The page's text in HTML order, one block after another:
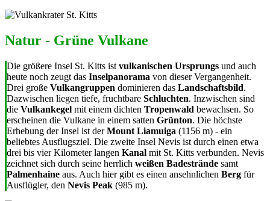
Natur - Grüne Vulkane
Die größere Insel St. Kitts ist vulkanischen Ursprungs und auch
heute noch zeugt das Inselpanorama von dieser Vergangenheit.
Drei große Vulkangruppen dominieren das Landschaftsbild.
Dazwischen liegen tiefe, fruchtbare Schluchten. Inzwischen sind
die Vulkankegel mit einem dichten Tropenwald bewachsen. So
erscheinen die Vulkane in einem satten Grünton. Die höchste
Erhebung der Insel ist derMount Liamuiga (1156 m) - ein
beliebtes Ausflugsziel. Die zweite Insel Nevis ist durch einen etwa
drei bis vier Kilometer langen Kanal mit St. Kitts verbunden. Nevis
zeichnet sich durch seine herrlich weißen Badestrände samt
Palmenhaine aus. Auch hier gibt es einen ansehnlichen Berg für
Ausflügler, den Nevis Peak (985 m).